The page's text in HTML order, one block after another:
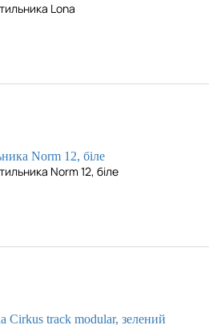
Lona
Norm 12, біле